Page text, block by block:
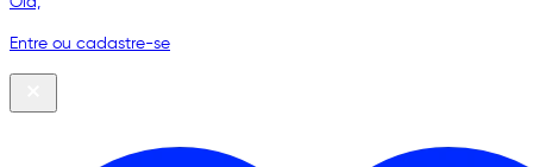
Entre ou cadastre-se